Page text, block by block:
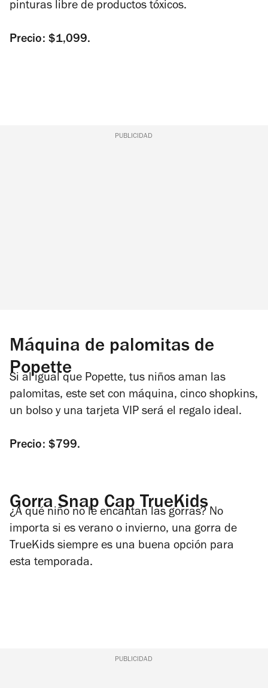
pinturas libre de productos tóxicos.
Precio: $1,099.
PUBLICIDAD
Máquina de palomitas de
Popette
Si al igual que Popette, tus niños aman las
palomitas, este set con máquina, cinco shopkins,
un bolso y una tarjeta VIP será el regalo ideal.
Precio: $799.
Gorra Snap Cap TrueKids
¿A qué niño no le encantan las gorras? No
importa si es verano o invierno, una gorra de
TrueKids siempre es una buena opción para
esta temporada.
PUBLICIDAD